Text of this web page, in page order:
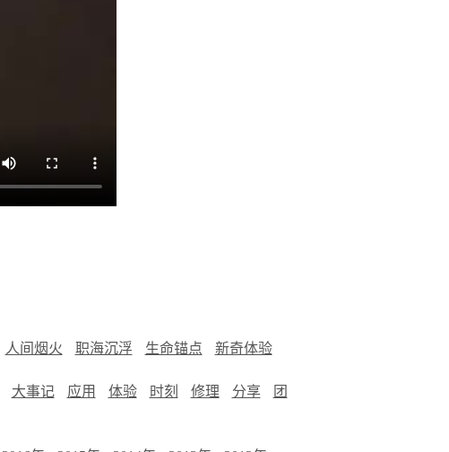
人间烟火 职海沉浮 生命锚点
新奇体验
大事记 应用 体验 时刻 修理 分享
团